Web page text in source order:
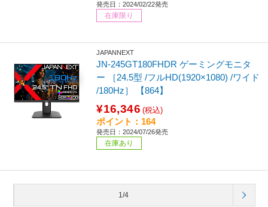
発売日：2024/02/22発売
在庫限り
JAPANNEXT
JN-245GT180FHDR ゲーミングモニタ
ー ［24.5型 /フルHD(1920×1080) /ワイド
/180Hz］ 【864】
¥16,346 (税込)
ポイント：164
発売日：2024/07/26発売
在庫あり
1/4